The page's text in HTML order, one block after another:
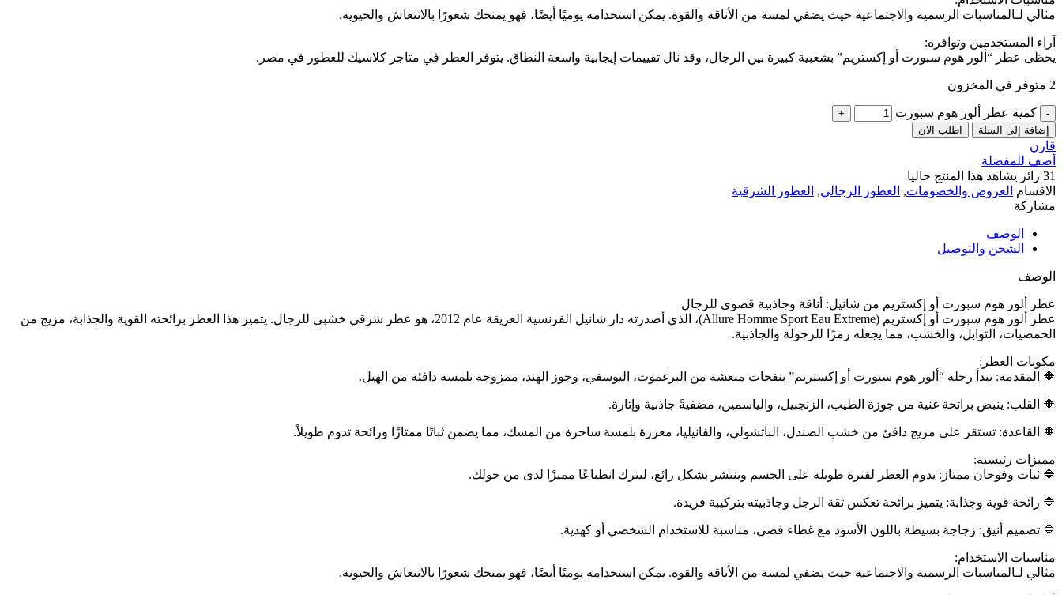
مثالي لـالمناسبات الرسمية والاجتماعية حيث يضفي لمسة من الأناقة والقوة. يمكن استخدامه يوميًا أيضًا، فهو يمنحك شعورًا بالانتعاش والحيوية.
آراء المستخدمين وتوافره:
يحظى عطر “ألور هوم سبورت أو إكستريم” بشعبية كبيرة بين الرجال، وقد نال تقييمات إيجابية واسعة النطاق. يتوفر العطر في متاجر كلاسيك للعطور في مصر.
2 متوفر في المخزون
كمية عطر ألور هوم سبورت
إضافة إلى السلة اطلب الان
قارن
أضف للمفضلة
31 زائر يشاهد هذا المنتج حاليا
الاقسام العروض والخصومات, العطور الرجالي, العطور الشرقية
مشاركة
الوصف
الشحن والتوصيل
الوصف
عطر ألور هوم سبورت أو إكستريم من شانيل: أناقة وجاذبية قصوى للرجال
عطر ألور هوم سبورت أو إكستريم (Allure Homme Sport Eau Extreme)، الذي أصدرته دار شانيل الفرنسية العريقة عام 2012، هو عطر شرقي خشبي للرجال. يتميز هذا العطر برائحته القوية والجذابة، مزيج من
الحمضيات، التوابل، والخشب، مما يجعله رمزًا للرجولة والجاذبية.
مكونات العطر:
🔶️ المقدمة: تبدأ رحلة “ألور هوم سبورت أو إكستريم” بنفحات منعشة من البرغموت، اليوسفي، وجوز الهند، ممزوجة بلمسة دافئة من الهيل.
🔶️ القلب: ينبض برائحة غنية من جوزة الطيب، الزنجبيل، والياسمين، مضفيةً جاذبية وإثارة.
🔶️ القاعدة: تستقر على مزيج دافئ من خشب الصندل، الباتشولي، والفانيليا، معززة بلمسة ساحرة من المسك، مما يضمن ثباتًا ممتازًا ورائحة تدوم طويلاً.
مميزات رئيسية:
🔷️ ثبات وفوحان ممتاز: يدوم العطر لفترة طويلة على الجسم وينتشر بشكل رائع، ليترك انطباعًا مميزًا لدى من حولك.
🔷️ رائحة قوية وجذابة: يتميز برائحة تعكس ثقة الرجل وجاذبيته بتركيبة فريدة.
🔷️ تصميم أنيق: زجاجة بسيطة باللون الأسود مع غطاء فضي، مناسبة للاستخدام الشخصي أو كهدية.
مناسبات الاستخدام:
مثالي لـالمناسبات الرسمية والاجتماعية حيث يضفي لمسة من الأناقة والقوة. يمكن استخدامه يوميًا أيضًا، فهو يمنحك شعورًا بالانتعاش والحيوية.